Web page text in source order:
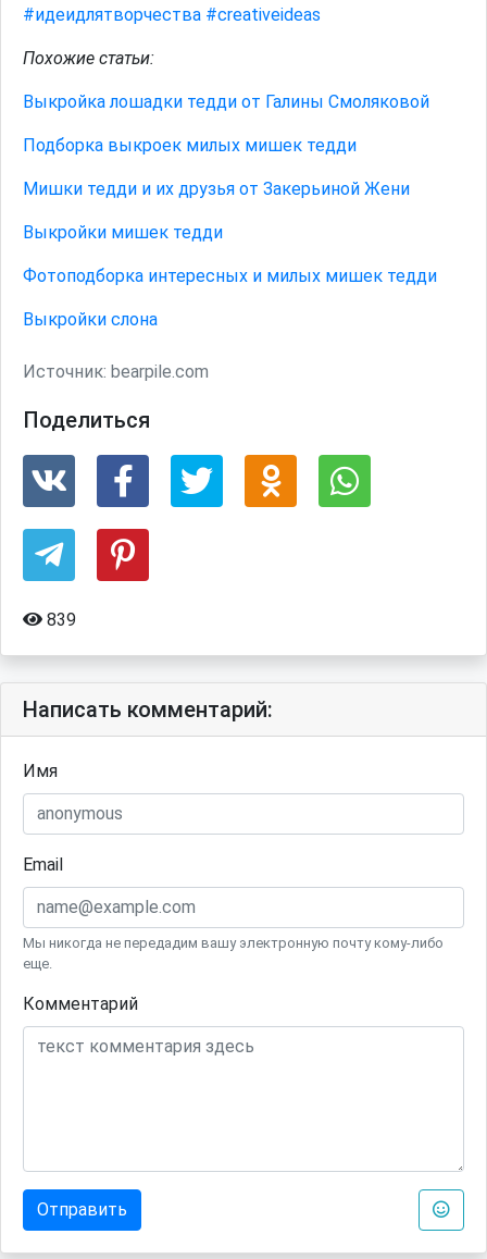
#идеидлятворчества #creativeideas
Похожие статьи:
Выкройка лошадки тедди от Галины Смоляковой
Подборка выкроек милых мишек тедди
Мишки тедди и их друзья от Закерьиной Жени
Выкройки мишек тедди
Фотоподборка интересных и милых мишек тедди
Выкройки слона
Источник: bearpile.com
Поделиться
839
Написать комментарий:
Имя
Email
Мы никогда не передадим вашу электронную почту кому-либо
еще.
Комментарий
Отправить